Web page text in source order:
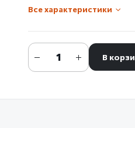
Все характеристики
В